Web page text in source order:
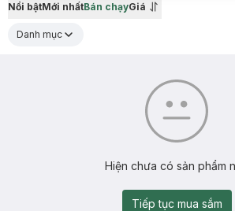
Nổi bậtMới nhấtBán chạyGiá
Danh mục
Hiện chưa có sản phẩm
Tiếp tục mua sắm